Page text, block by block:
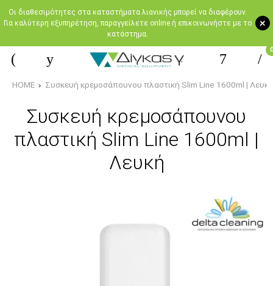
+
Oι διαθεσιμότητες στα καταστήματα λιανικής μπορεί να διαφέρουν.
Για καλύτερη εξυπηρέτηση, παραγγείλετε online ή επικοινωνήστε με το
κατάστημα.
0
HOME Συσκευή κρεμοσάπουνου πλαστική Slim Line 1600ml | Λευκή
Συσκευή κρεμοσάπουνου
πλαστική Slim Line 1600ml |
Λευκή